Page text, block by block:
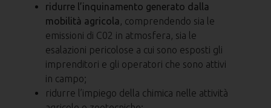
ridurre l’inquinamento generato dalla
mobilità agricola, comprendendo sia le
emissioni di C02 in atmosfera, sia le
esalazioni pericolose a cui sono esposti gli
imprenditori e gli operatori che sono attivi
in campo;
ridurre l’impiego della chimica nelle attività